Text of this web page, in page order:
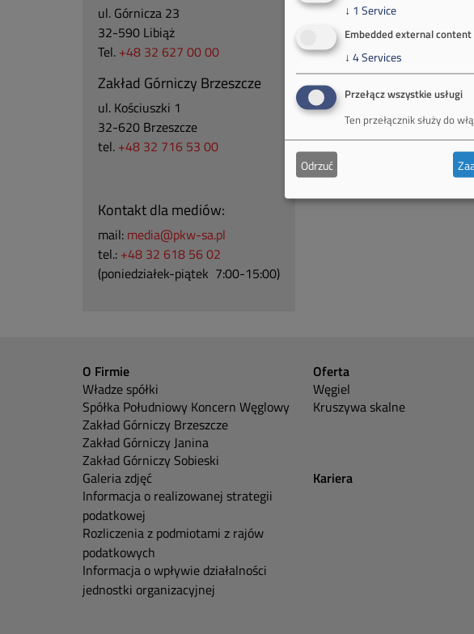
ul. Górnicza 23
32-590 Libiąż
Tel. +48 32 627 00 00
Zakład Górniczy Brzeszcze
ul. Kościuszki 1
32-620 Brzeszcze
tel. +48 32 716 53 00
Kontakt dla mediów:
mail: media@pkw-sa.pl
tel.: +48 32 618 56 02
(poniedziałek-piątek 7:00-15:00)
O Firmie
Władze spółki
Spółka Południowy Koncern Węglowy
Zakład Górniczy Brzeszcze
Zakład Górniczy Janina
Zakład Górniczy Sobieski
Galeria zdjęć
Informacja o realizowanej strategii
podatkowej
Rozliczenia z podmiotami z rajów
podatkowych
Informacja o wpływie działalności
jednostki organizacyjnej
Oferta
Węgiel
Kruszywa skalne
Kariera
↓ 1 Service
Embedded external content
↓ 4Services
Przełącz wszystkie usługi
Ten przełącznik służy do
Odrzuć